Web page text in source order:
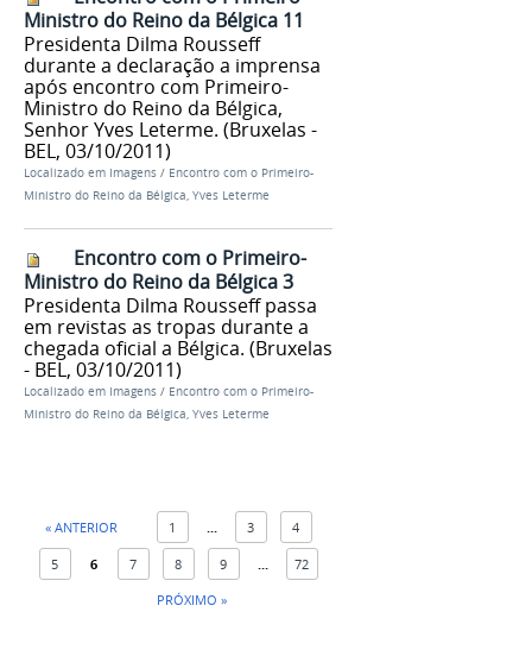
Ministro do Reino da Bélgica 11
Presidenta Dilma Rousseff
durante a declaração a imprensa
após encontro com Primeiro-
Ministro do Reino da Bélgica,
Senhor Yves Leterme. (Bruxelas -
BEL, 03/10/2011)
Localizado em Imagens / Encontro com o Primeiro-
Ministro do Reino da Bélgica, Yves Leterme
Encontro com o Primeiro-
Ministro do Reino da Bélgica 3
Presidenta Dilma Rousseff passa
em revistas as tropas durante a
chegada oficial a Bélgica. (Bruxelas
- BEL, 03/10/2011)
Localizado em Imagens / Encontro com o Primeiro-
Ministro do Reino da Bélgica, Yves Leterme
« ANTERIOR 1 ... 3 4
5 6 7 8 9 ...
72
PRÓXIMO »